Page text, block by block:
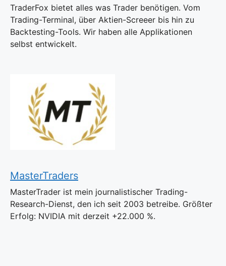
TraderFox bietet alles was Trader benötigen. Vom
Trading-Terminal, über Aktien-Screeer bis hin zu
Backtesting-Tools. Wir haben alle Applikationen
selbst entwickelt.
MasterTraders
MasterTrader ist mein journalistischer Trading-
Research-Dienst, den ich seit 2003 betreibe. Größter
Erfolg: NVIDIA mit derzeit +22.000 %.